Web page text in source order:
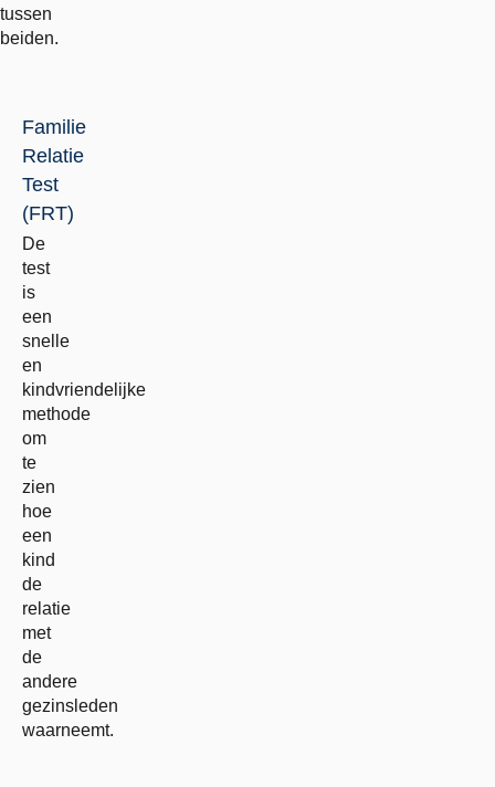
tussen
beiden.
Familie
Relatie
Test
(FRT)
De
test
is
een
snelle
en
kindvriendelijke
methode
om
te
zien
hoe
een
kind
de
relatie
met
de
andere
gezinsleden
waarneemt.